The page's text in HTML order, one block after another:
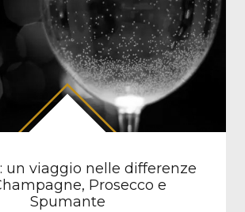
un viaggio nelle differenze
Prosecco e
Spumante